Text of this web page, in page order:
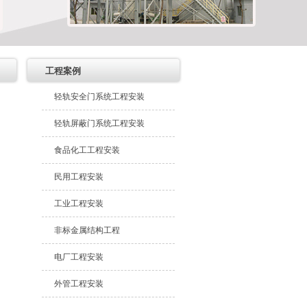
工程案例
轻轨安全门系统工程安装
轻轨屏蔽门系统工程安装
食品化工工程安装
民用工程安装
工业工程安装
非标金属结构工程
电厂工程安装
外管工程安装